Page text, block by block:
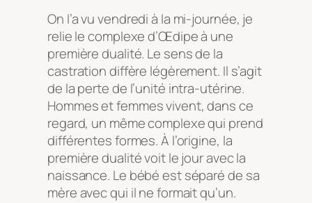
On l’a vu vendredi à la mi-journée, je
relie le complexe d’Œdipe à une
première dualité. Le sens de la
castration diffère légèrement. Il s’agit
de la perte de l’unité intra-utérine.
Hommes et femmes vivent, dans ce
regard, un même complexe qui prend
différentes formes. À l’origine, la
première dualité voit le jour avec la
naissance. Le bébé est séparé de sa
mère avec qui il ne formait qu’un.